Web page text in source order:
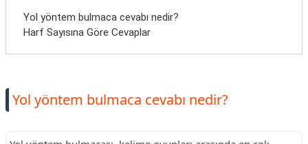
Yol yöntem bulmaca cevabı nedir?
Harf Sayısına Göre Cevaplar
Yol yöntem bulmaca cevabı nedir?